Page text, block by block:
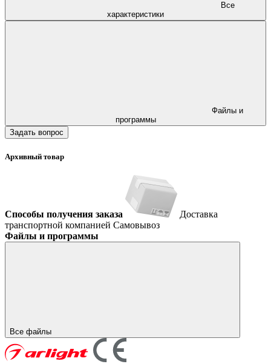
характеристики
программы
Задать вопрос
Архивный товар
Способы получения заказа
Доставка
транспортной компанией Самовывоз
Файлы и программы
Все файлы